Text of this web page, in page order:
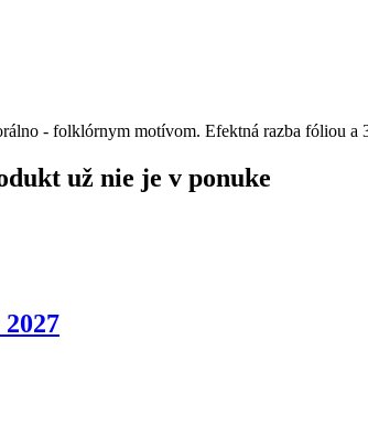
- folklórnym motívom. Efektná razba fóliou
už nie je v ponuke